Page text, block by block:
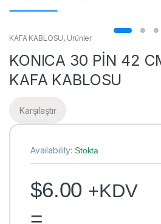
KAFA KABLOSU, Ürünler
KONICA 30 PİN 42
KAFA KABLOSU
Karşılaştır
Availability:Stokta
$6.00 +KDV
=